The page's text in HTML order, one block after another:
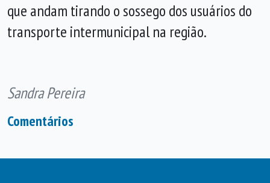
que andam tirando o sossego dos usuários do
transporte intermunicipal na região.
Sandra Pereira
Comentários